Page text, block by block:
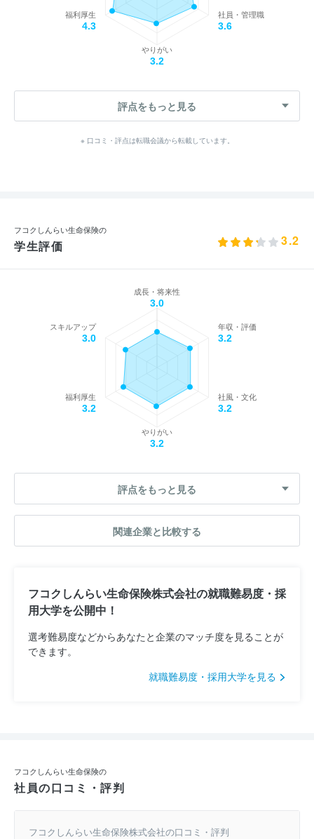
社員・管理職
3.6
やりがい
3.2
福利厚生
4.3
評点をもっと見る
※ 口コミ・評点は転職会議から転載しています。
フコクしんらい生命保険の
学生評価 3.2
成長・将来性
3.0
年収・評価
3.2
社風・文化
3.2
やりがい
3.2
福利厚生
3.2
スキルアップ
3.0
評点をもっと見る
関連企業と比較する
フコクしんらい生命保険株式会社の就職難易度・採
用大学を公開中！
選考難易度などからあなたと企業のマッチ度を見ることが
できます。
就職難易度・採用大学を見る
フコクしんらい生命保険の
社員の口コミ・評判
フコクしんらい生命保険株式会社の口コミ・評判